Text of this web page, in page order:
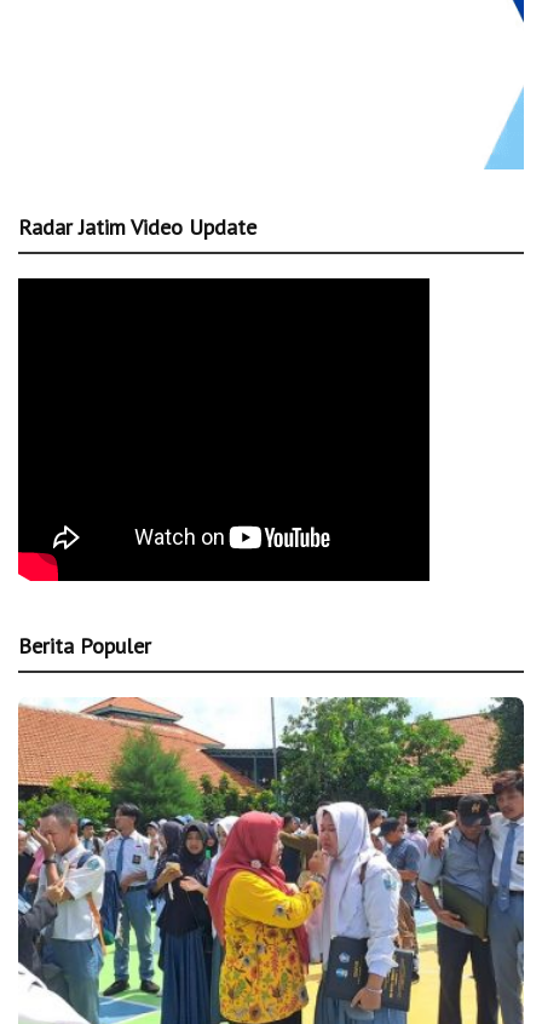
Radar Jatim Video Update
Berita Populer